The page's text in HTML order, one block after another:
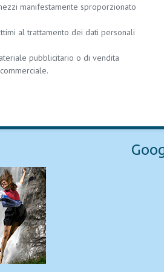
manifestamente sproporzionato
al trattamento dei dati personali
pubblicitario o di vendita